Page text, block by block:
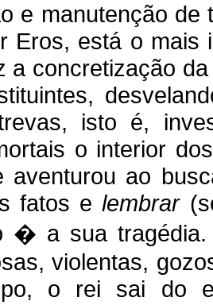
e manutenção
Eros, está o mais
a concretização
isto é,
o interior
aventurou ao
fatos elembrar
� a sua
violentas,
o rei sai do